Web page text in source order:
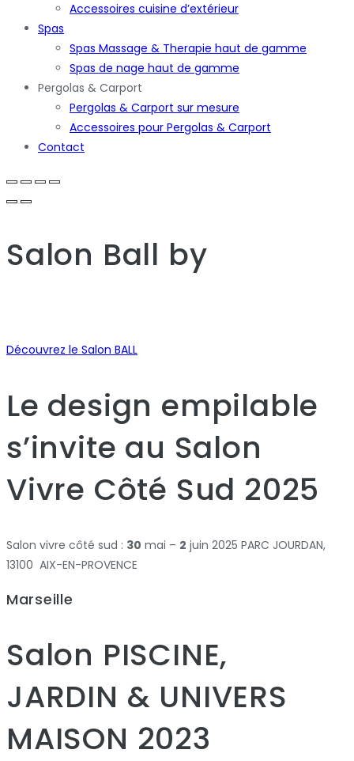
Accessoires cuisine d’extérieur
Spas
Spas Massage & Therapie haut de gamme
Spas de nage haut de gamme
Pergolas & Carport
Pergolas & Carport sur mesure
Accessoires pour Pergolas & Carport
Contact
Salon Ball by
Découvrez le Salon BALL
Le design empilable
s’invite au Salon
Vivre Côté Sud 2025
Salon vivre côté sud : 30 mai – 2 juin 2025 PARC JOURDAN,
13100 AIX-EN-PROVENCE
Marseille
Salon PISCINE,
JARDIN & UNIVERS
MAISON 2023